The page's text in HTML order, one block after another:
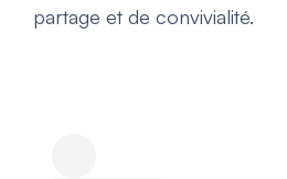
partage et de convivialité.